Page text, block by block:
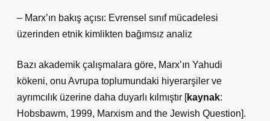
– Marx’ın bakış açısı: Evrensel sınıf mücadelesi
üzerinden etnik kimlikten bağımsız analiz
Bazı akademik çalışmalara göre, Marx’ın Yahudi
kökeni, onu Avrupa toplumundaki hiyerarşiler ve
ayrımcılık üzerine daha duyarlı kılmıştır [kaynak:
Hobsbawm, 1999, Marxism and the Jewish Question].